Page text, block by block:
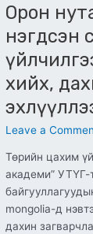
Орон
нэгдсэн
хийх,
Leave a
Төрийн цахим
академи” УТҮГ-
mongolia-д
дахин
эхлүүллээ